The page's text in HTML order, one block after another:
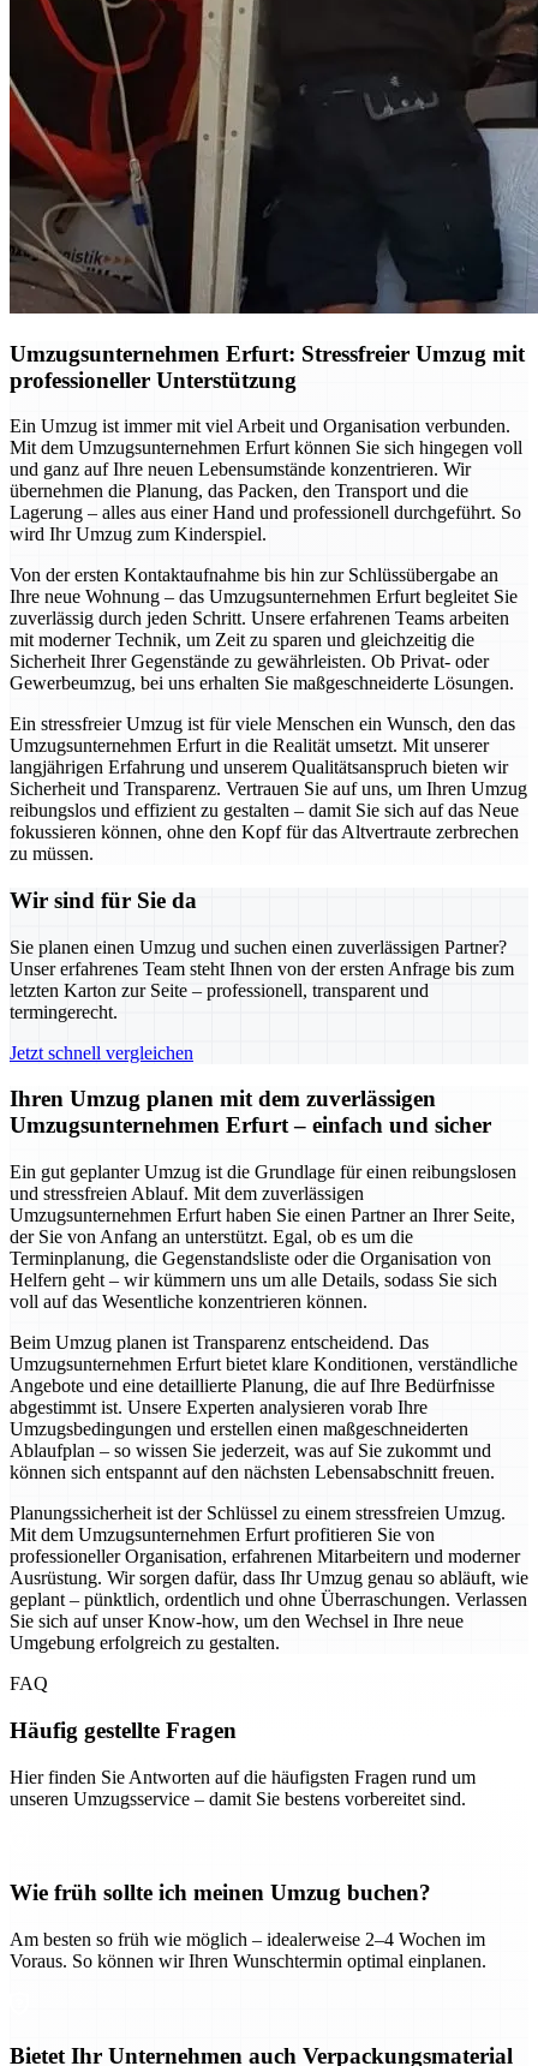
Umzugsunternehmen Erfurt: Stressfreier Umzug mit
professioneller Unterstützung
Ein Umzug ist immer mit viel Arbeit und Organisation verbunden.
Mit dem Umzugsunternehmen Erfurt können Sie sich hingegen voll
und ganz auf Ihre neuen Lebensumstände konzentrieren. Wir
übernehmen die Planung, das Packen, den Transport und die
Lagerung – alles aus einer Hand und professionell durchgeführt. So
wird Ihr Umzug zum Kinderspiel.
Von der ersten Kontaktaufnahme bis hin zur Schlüssübergabe an
Ihre neue Wohnung – das Umzugsunternehmen Erfurt begleitet Sie
zuverlässig durch jeden Schritt. Unsere erfahrenen Teams arbeiten
mit moderner Technik, um Zeit zu sparen und gleichzeitig die
Sicherheit Ihrer Gegenstände zu gewährleisten. Ob Privat- oder
Gewerbeumzug, bei uns erhalten Sie maßgeschneiderte Lösungen.
Ein stressfreier Umzug ist für viele Menschen ein Wunsch, den das
Umzugsunternehmen Erfurt in die Realität umsetzt. Mit unserer
langjährigen Erfahrung und unserem Qualitätsanspruch bieten wir
Sicherheit und Transparenz. Vertrauen Sie auf uns, um Ihren Umzug
reibungslos und effizient zu gestalten – damit Sie sich auf das Neue
fokussieren können, ohne den Kopf für das Altvertraute zerbrechen
zu müssen.
Wir sind für Sie da
Sie planen einen Umzug und suchen einen zuverlässigen Partner?
Unser erfahrenes Team steht Ihnen von der ersten Anfrage bis zum
letzten Karton zur Seite – professionell, transparent und
termingerecht.
Jetzt schnell vergleichen
Ihren Umzug planen mit dem zuverlässigen
Umzugsunternehmen Erfurt – einfach und sicher
Ein gut geplanter Umzug ist die Grundlage für einen reibungslosen
und stressfreien Ablauf. Mit dem zuverlässigen
Umzugsunternehmen Erfurt haben Sie einen Partner an Ihrer Seite,
der Sie von Anfang an unterstützt. Egal, ob es um die
Terminplanung, die Gegenstandsliste oder die Organisation von
Helfern geht – wir kümmern uns um alle Details, sodass Sie sich
voll auf das Wesentliche konzentrieren können.
Beim Umzug planen ist Transparenz entscheidend. Das
Umzugsunternehmen Erfurt bietet klare Konditionen, verständliche
Angebote und eine detaillierte Planung, die auf Ihre Bedürfnisse
abgestimmt ist. Unsere Experten analysieren vorab Ihre
Umzugsbedingungen und erstellen einen maßgeschneiderten
Ablaufplan – so wissen Sie jederzeit, was auf Sie zukommt und
können sich entspannt auf den nächsten Lebensabschnitt freuen.
Planungssicherheit ist der Schlüssel zu einem stressfreien Umzug.
Mit dem Umzugsunternehmen Erfurt profitieren Sie von
professioneller Organisation, erfahrenen Mitarbeitern und moderner
Ausrüstung. Wir sorgen dafür, dass Ihr Umzug genau so abläuft, wie
geplant – pünktlich, ordentlich und ohne Überraschungen. Verlassen
Sie sich auf unser Know-how, um den Wechsel in Ihre neue
Umgebung erfolgreich zu gestalten.
FAQ
Häufig gestellte Fragen
Hier finden Sie Antworten auf die häufigsten Fragen rund um
unseren Umzugsservice – damit Sie bestens vorbereitet sind.
Wie früh sollte ich meinen Umzug buchen?
Am besten so früh wie möglich – idealerweise 2–4 Wochen im
Voraus. So können wir Ihren Wunschtermin optimal einplanen.
Bietet Ihr Unternehmen auch Verpackungsmaterial